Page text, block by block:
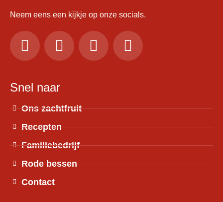
Neem eens een kijkje op onze socials.
Snel naar
Ons zachtfruit
Recepten
Familiebedrijf
Rode bessen
Contact